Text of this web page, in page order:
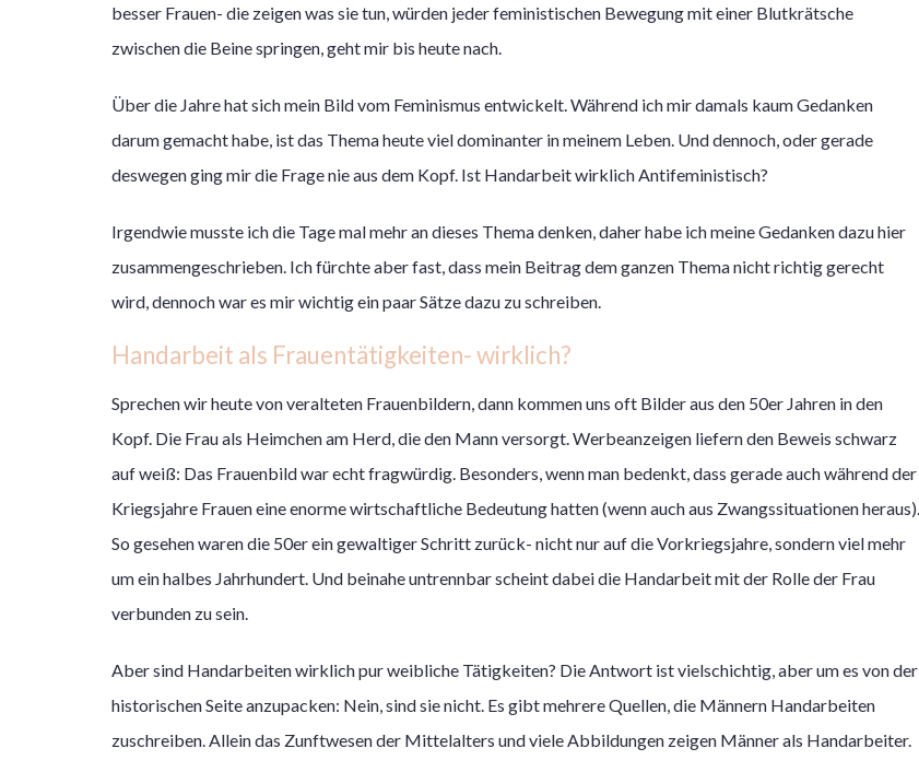
besser Frauen- die zeigen was sie tun, würden jeder feministischen Bewegung mit einer Blutkrätsche
zwischen die Beine springen, geht mir bis heute nach.
Über die Jahre hat sich mein Bild vom Feminismus entwickelt. Während ich mir damals kaum Gedanken
darum gemacht habe, ist das Thema heute viel dominanter in meinem Leben. Und dennoch, oder gerade
deswegen ging mir die Frage nie aus dem Kopf. Ist Handarbeit wirklich Antifeministisch?
Irgendwie musste ich die Tage mal mehr an dieses Thema denken, daher habe ich meine Gedanken dazu hier
zusammengeschrieben. Ich fürchte aber fast, dass mein Beitrag dem ganzen Thema nicht richtig gerecht
wird, dennoch war es mir wichtig ein paar Sätze dazu zu schreiben.
Handarbeit als Frauentätigkeiten- wirklich?
Sprechen wir heute von veralteten Frauenbildern, dann kommen uns oft Bilder aus den 50er Jahren in den
Kopf. Die Frau als Heimchen am Herd, die den Mann versorgt. Werbeanzeigen liefern den Beweis schwarz
auf weiß: Das Frauenbild war echt fragwürdig. Besonders, wenn man bedenkt, dass gerade auch während der
Kriegsjahre Frauen eine enorme wirtschaftliche Bedeutung hatten (wenn auch aus Zwangssituationen heraus).
So gesehen waren die 50er ein gewaltiger Schritt zurück- nicht nur auf die Vorkriegsjahre, sondern viel mehr
um ein halbes Jahrhundert. Und beinahe untrennbar scheint dabei die Handarbeit mit der Rolle der Frau
verbunden zu sein.
Aber sind Handarbeiten wirklich pur weibliche Tätigkeiten? Die Antwort ist vielschichtig, aber um es von der
historischen Seite anzupacken: Nein, sind sie nicht. Es gibt mehrere Quellen, die Männern Handarbeiten
zuschreiben. Allein das Zunftwesen der Mittelalters und viele Abbildungen zeigen Männer als Handarbeiter.